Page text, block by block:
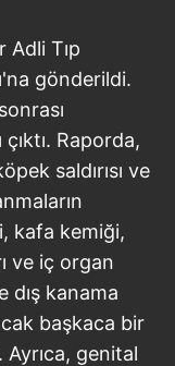
Adli Tıp
gönderildi.
Raporda,
saldırısı ve
kafa kemiği,
ve iç organ
dış kanama
başkaca bir
Ayrıca, genital